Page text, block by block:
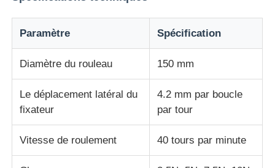
Machine d'essai d'impact
Machine d'essai d'abrasion
équipement d'essai en caoutchouc
Paramètre Spécification
Diamètre du rouleau 150 mm
Le déplacement latéral du
fixateur
4.2 mm par boucle
par tour
Vitesse de roulement 40 tours par minute